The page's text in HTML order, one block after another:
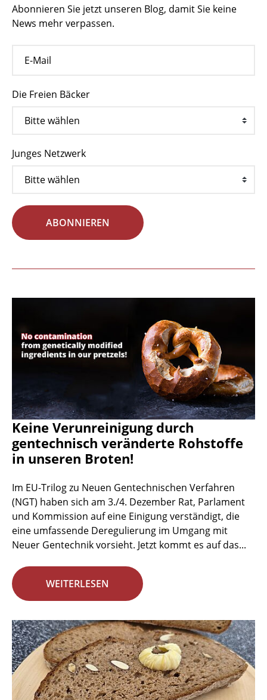
Abonnieren Sie jetzt unseren Blog, damit Sie keine
News mehr verpassen.
Die Freien Bäcker
Junges Netzwerk
ABONNIEREN
Keine Verunreinigung durch
gentechnisch veränderte Rohstoffe
in unseren Broten!
Im EU-Trilog zu Neuen Gentechnischen Verfahren
(NGT) haben sich am 3./4. Dezember Rat, Parlament
und Kommission auf eine Einigung verständigt, die
eine umfassende Deregulierung im Umgang mit
Neuer Gentechnik vorsieht. Jetzt kommt es auf das...
WEITERLESEN